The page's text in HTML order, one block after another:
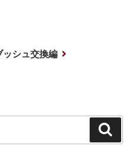
ッシュ交換編